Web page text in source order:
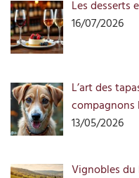
Les desserts
16/07/2026
L’art des
compagnons
13/05/2026
Vignobles